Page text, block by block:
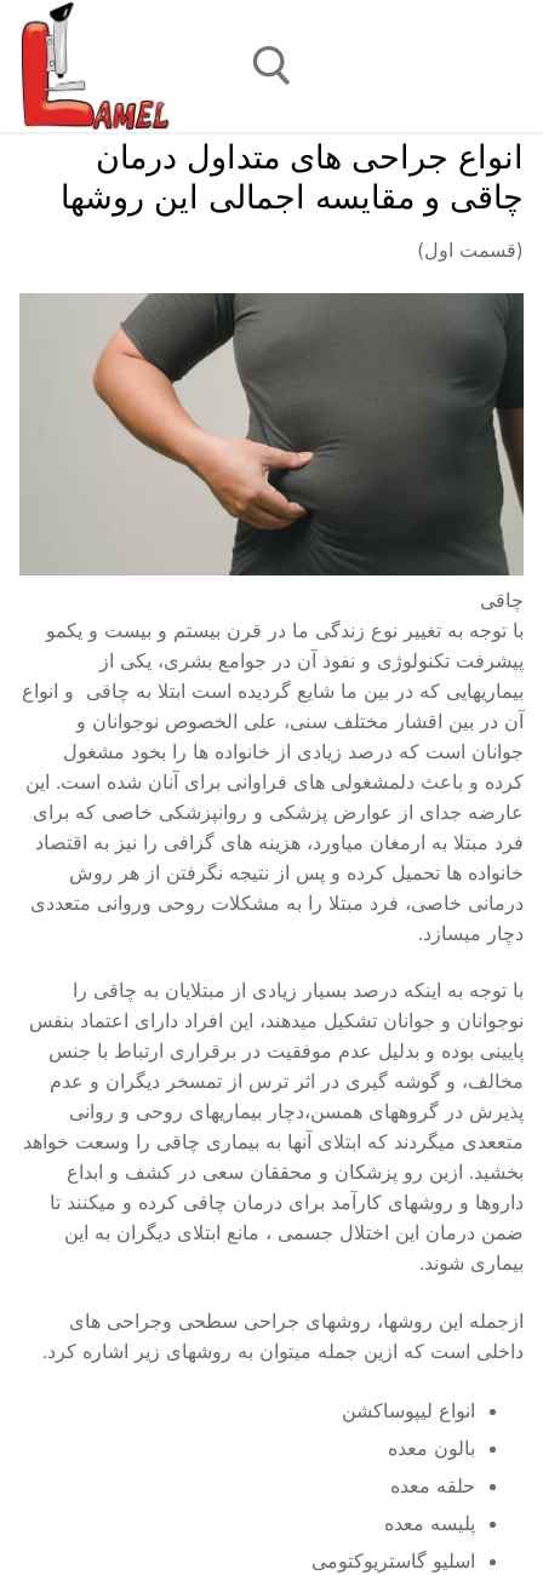
جستجو برای:
انواع جراحی های متداول درمان
چاقی و مقایسه اجمالی این روشها
(قسمت اول)
چاقی
با توجه به تغییر نوع زندگی ما در قرن بیستم و بیست و یکمو
پیشرفت تکنولوژی و نفوذ آن در جوامع بشری، یکی از
بیماریهایی که در بین ما شایع گردیده است ابتلا به چاقی و انواع
آن در بین اقشار مختلف سنی، علی الخصوص نوجوانان و
جوانان است که درصد زیادی از خانواده ها را بخود مشغول
کرده و باعث دلمشغولی های فراوانی برای آنان شده است. این
عارضه جدای از عوارض پزشکی و روانپزشکی خاصی که برای
فرد مبتلا به ارمغان میاورد، هزینه های گزافی را نیز به اقتصاد
خانواده ها تحمیل کرده و پس از نتیجه نگرفتن از هر روش
درمانی خاصی، فرد مبتلا را به مشکلات روحی وروانی متعددی
دچار میسازد.
با توجه به اینکه درصد بسیار زیادی از مبتلایان به چاقی را
نوجوانان و جوانان تشکیل میدهند، این افراد دارای اعتماد بنفس
پایینی بوده و بدلیل عدم موفقیت در برقراری ارتباط با جنس
مخالف، و گوشه گیری در اثر ترس از تمسخر دیگران و عدم
پذیرش در گروههای همسن،دچار بیماریهای روحی و روانی
متععدی میگردند که ابتلای آنها به بیماری چاقی را وسعت خواهد
بخشید. ازین رو پزشکان و محققان سعی در کشف و ابداع
داروها و روشهای کارآمد برای درمان چاقی کرده و میکنند تا
ضمن درمان این اختلال جسمی ، مانع ابتلای دیگران به این
بیماری شوند.
ازجمله این روشها، روشهای جراحی سطحی وجراحی های
داخلی است که ازین جمله میتوان به روشهای زیر اشاره کرد.
انواع لیپوساکشن
بالون معده
حلقه معده
پلیسه معده
اسلیو گاستریوکتومی